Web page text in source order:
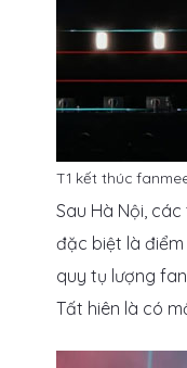
T1 kết thúc
Sau Hà Nội,
đặc biệt là
quy tụ lượng
Tất hiên là có